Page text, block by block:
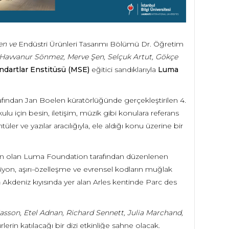
veEndüstri Ürünleri Tasarımı Bölümü Dr. Öğretim
Sönmez, Merve Şen, Selçuk Artut, Gökçe
Enstitüsü (MSE) eğitici sandıklarıyla Luma
Jan Boelen küratörlüğünde gerçekleştirilen 4.
için besin, iletişim, müzik gibi konulara referans
ve yazılar aracılığıyla, ele aldığı konu üzerine bir
olan Luma Foundation tarafından düzenlenen
aşırı-özelleşme ve evrensel kodların muğlak
kıyısında yer alan Arles kentinde Parc des
Etel Adnan, Richard Sennett, Julia Marchand,
katılacağı bir dizi etkinliğe sahne olacak.